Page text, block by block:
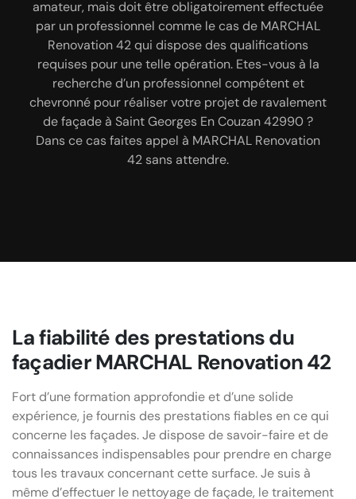
amateur, mais doit être obligatoirement effectuée
par un professionnel comme le cas de MARCHAL
Renovation 42 qui dispose des qualifications
requises pour une telle opération. Etes-vous à la
recherche d’un professionnel compétent et
chevronné pour réaliser votre projet de ravalement
de façade à Saint Georges En Couzan 42990 ?
Dans ce cas faites appel à MARCHAL Renovation
42 sans attendre.
passons ensuite au nettoyage et au traitement de
la façade, nous disposons de l’aptitude nécessaire
pour traiter avec efficacité les problèmes dont
l’efflorescence, les fissures et autres problèmes.
Nous réalisons les rénovations et les finitions. Notre
intervention se termine par le nettoyage de fin de
chantier.
utiliser, fournitures nécessaires sont décrits dans le
devis des travaux de façade. Vous verrez que ce
professionnel pratique des prix des plus
abordables avec une qualité de service inégalable.
Ce devis vous est offert gracieusement et il ne vous
engage en rien.
La fiabilité des prestations du
façadier MARCHAL Renovation 42
Fort d’une formation approfondie et d’une solide
expérience, je fournis des prestations fiables en ce qui
concerne les façades. Je dispose de savoir-faire et de
connaissances indispensables pour prendre en charge
tous les travaux concernant cette surface. Je suis à
même d’effectuer le nettoyage de façade, le traitement